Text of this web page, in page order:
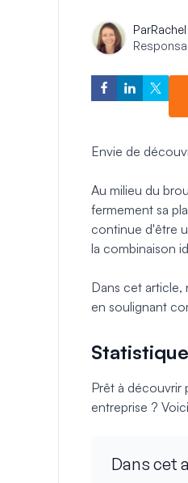
Par
Envie de
Au milieu du
fermement sa
continue d'être
la combinaison
Dans cet article,
en soulignant
Prêt à découvrir
entreprise ?
Dans cet